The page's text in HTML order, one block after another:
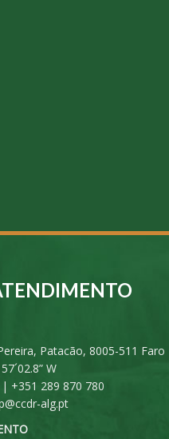
Patacão, 8005-511 Faro
W
| +351 289 870 780
alg.pt